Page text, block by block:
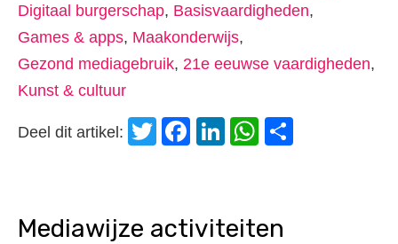
Digitaal burgerschap, Basisvaardigheden,
Games & apps, Maakonderwijs,
Gezond mediagebruik, 21e eeuwse vaardigheden,
Kunst & cultuur
Deel dit artikel: Twitter
Facebook
LinkedIn
WhatsApp
Mediawijze activiteiten